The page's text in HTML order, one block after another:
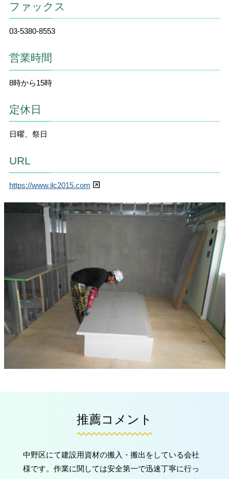
ファックス
03-5380-8553
営業時間
8時から15時
定休日
日曜、祭日
URL
https://www.ilc2015.com
推薦コメント
中野区にて建設用資材の搬入・搬出をしている会社
様です。作業に関しては安全第一で迅速丁寧に行っ